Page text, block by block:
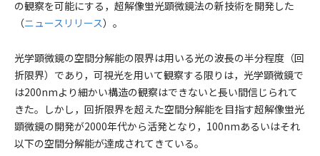
の観察を可能にする，超解像蛍光顕微鏡法の新技術を開発した
（ニュースリリース）。
光学顕微鏡の空間分解能の限界は用いる光の波長の半分程度（回
折限界）であり，可視光を用いて観察する限りは，光学顕微鏡で
は200nmより細かい構造の観察はできないと長い間信じられて
きた。しかし，回折限界を超えた空間分解能を目指す超解像蛍光
顕微鏡の開発が2000年代から活発となり，100nmあるいはそれ
以下の空間分解能が達成されてきている。